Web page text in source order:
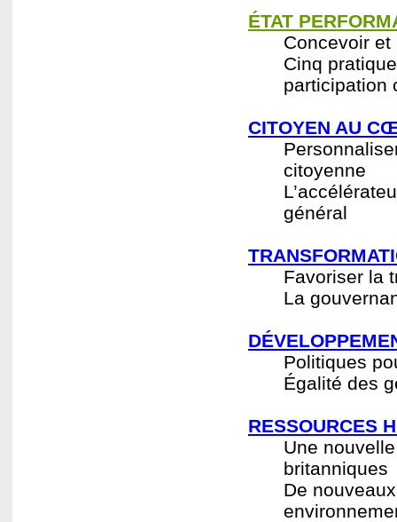
ÉTAT
Concevoir
Cinq
participation
CITOYEN AU
citoyenne
général
Favoriser la
La
Politiques
Égalité des
RESSOURCES
Une
britanniques
De